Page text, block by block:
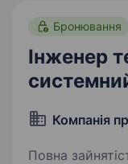
Бронювання
Інженер
Компанія
Повна